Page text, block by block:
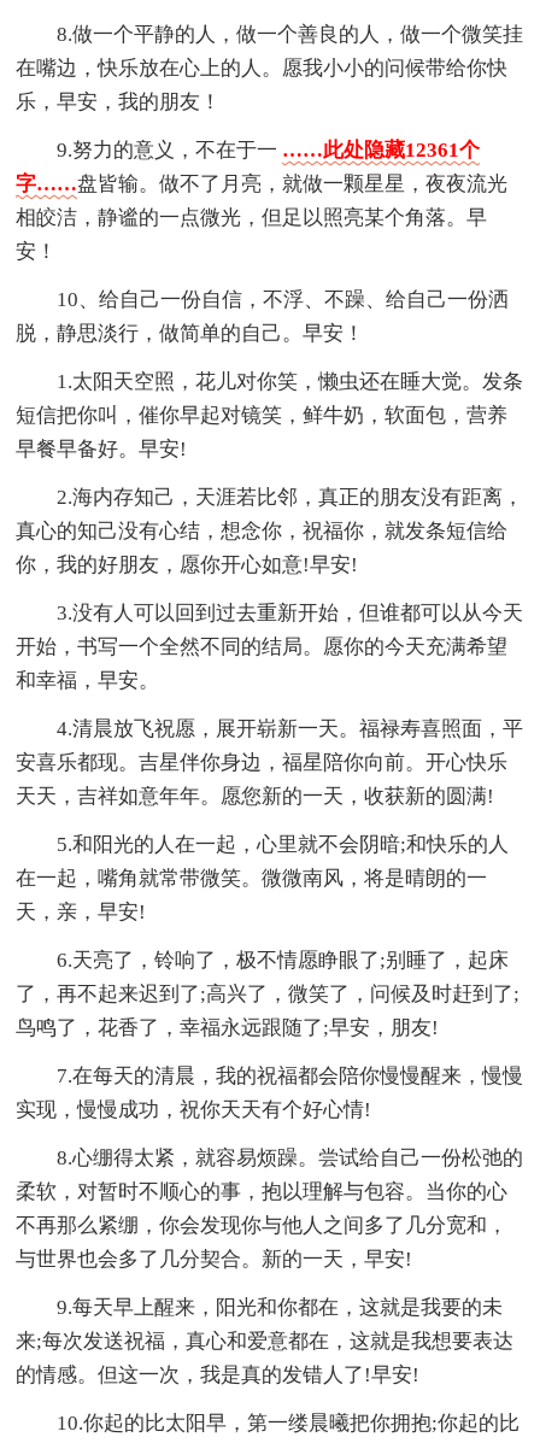
8.做一个平静的人，做一个善良的人，做一个微笑挂
在嘴边，快乐放在心上的人。愿我小小的问候带给你快
乐，早安，我的朋友！
9.努力的意义，不在于一 ……此处隐藏12361个
字……盘皆输。做不了月亮，就做一颗星星，夜夜流光
相皎洁，静谧的一点微光，但足以照亮某个角落。早
安！
10、给自己一份自信，不浮、不躁、给自己一份洒
脱，静思淡行，做简单的自己。早安！
1.太阳天空照，花儿对你笑，懒虫还在睡大觉。发条
短信把你叫，催你早起对镜笑，鲜牛奶，软面包，营养
早餐早备好。早安!
2.海内存知己，天涯若比邻，真正的朋友没有距离，
真心的知己没有心结，想念你，祝福你，就发条短信给
你，我的好朋友，愿你开心如意!早安!
3.没有人可以回到过去重新开始，但谁都可以从今天
开始，书写一个全然不同的结局。愿你的今天充满希望
和幸福，早安。
4.清晨放飞祝愿，展开崭新一天。福禄寿喜照面，平
安喜乐都现。吉星伴你身边，福星陪你向前。开心快乐
天天，吉祥如意年年。愿您新的一天，收获新的圆满!
5.和阳光的人在一起，心里就不会阴暗;和快乐的人
在一起，嘴角就常带微笑。微微南风，将是晴朗的一
天，亲，早安!
6.天亮了，铃响了，极不情愿睁眼了;别睡了，起床
了，再不起来迟到了;高兴了，微笑了，问候及时赶到了;
鸟鸣了，花香了，幸福永远跟随了;早安，朋友!
7.在每天的清晨，我的祝福都会陪你慢慢醒来，慢慢
实现，慢慢成功，祝你天天有个好心情!
8.心绷得太紧，就容易烦躁。尝试给自己一份松弛的
柔软，对暂时不顺心的事，抱以理解与包容。当你的心
不再那么紧绷，你会发现你与他人之间多了几分宽和，
与世界也会多了几分契合。新的一天，早安!
9.每天早上醒来，阳光和你都在，这就是我要的未
来;每次发送祝福，真心和爱意都在，这就是我想要表达
的情感。但这一次，我是真的发错人了!早安!
10.你起的比太阳早，第一缕晨曦把你拥抱;你起的比